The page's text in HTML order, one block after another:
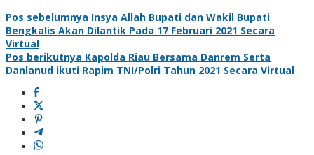
Pos sebelumnya Insya Allah Bupati dan Wakil Bupati
Bengkalis Akan Dilantik Pada 17 Februari 2021 Secara
Virtual
Pos berikutnya Kapolda Riau Bersama Danrem Serta
Danlanud ikuti Rapim TNI/Polri Tahun 2021 Secara Virtual